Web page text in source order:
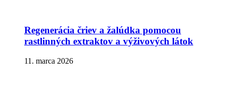
Regenerácia čriev a žalúdka pomocou
rastlinných extraktov a výživových látok
11. marca 2026